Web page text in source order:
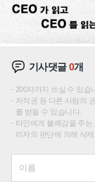
기사댓글0개
200자까지 쓰실 수 있습
저작권 등 다른 사람의
를 받을 수 있습니다.
타인에게 불쾌감을 주
리자의 판단에 의해 삭제